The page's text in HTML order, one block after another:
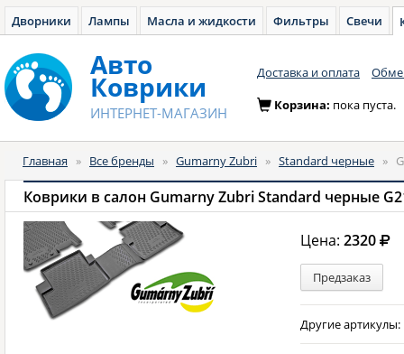
Дворники Лампы Масла и жидкости Фильтры Свечи
Авто
Коврики
ИНТЕРНЕТ-МАГАЗИН
Доставка и оплата
Корзина: пока пуста.
Главная » Все бренды » Gumarny Zubri » Standard черные »
Коврики в салон Gumarny Zubri Standard черные
Цена:2320
Предзаказ
Другие артикулы: